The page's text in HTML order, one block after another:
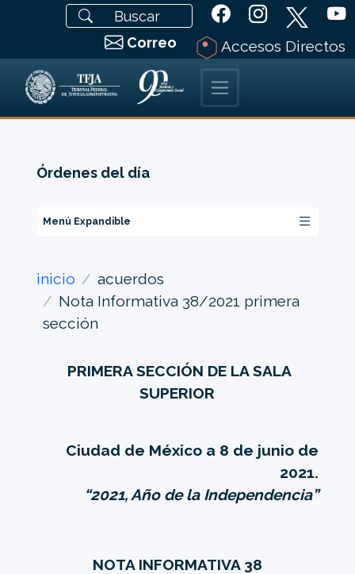
Correo Accesos Directos
Órdenes del día
Menú Expandible
inicio
acuerdos
Nota Informativa 38/2021 primera
sección
PRIMERA SECCIÓN DE LA SALA
SUPERIOR
Ciudad de México a 8 de junio de
2021.
“2021, Año de la Independencia”
NOTA INFORMATIVA 38